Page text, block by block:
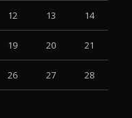
12 13 14
19 20 21
26 27 28